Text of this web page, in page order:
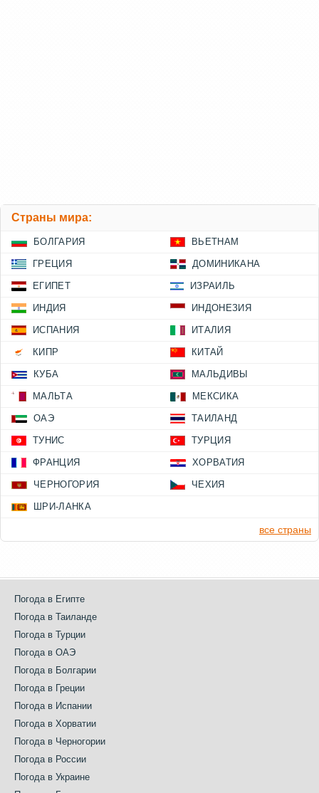
Страны мира:
БОЛГАРИЯ ВЬЕТНАМ
ГРЕЦИЯ ДОМИНИКАНА
ЕГИПЕТ ИЗРАИЛЬ
ИНДИЯ ИНДОНЕЗИЯ
ИСПАНИЯ ИТАЛИЯ
КИПР КИТАЙ
КУБА МАЛЬДИВЫ
МАЛЬТА МЕКСИКА
ОАЭ ТАИЛАНД
ТУНИС ТУРЦИЯ
ФРАНЦИЯ ХОРВАТИЯ
ЧЕРНОГОРИЯ ЧЕХИЯ
ШРИ-ЛАНКА
все страны
Погода в Египте
Погода в Таиланде
Погода в Турции
Погода в ОАЭ
Погода в Болгарии
Погода в Греции
Погода в Испании
Погода в Хорватии
Погода в Черногории
Погода в России
Погода в Украине